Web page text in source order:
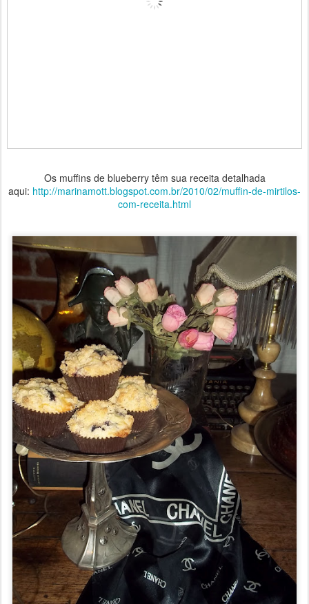
Os muffins de blueberry têm sua receita detalhada
aqui: http://marinamott.blogspot.com.br/2010/02/muffin-de-mirtilos-
com-receita.html